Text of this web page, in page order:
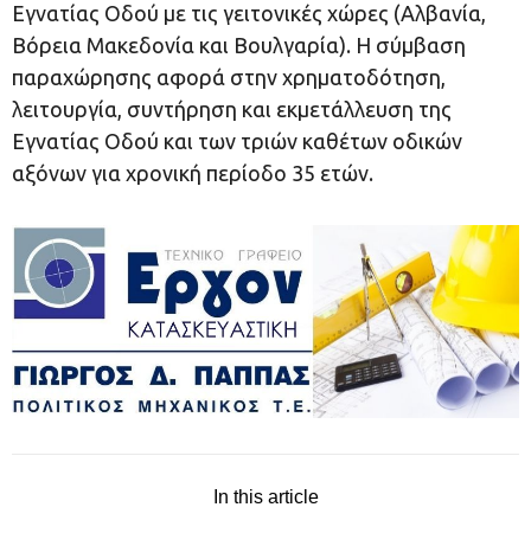
Εγνατίας Οδού με τις γειτονικές χώρες (Αλβανία,
Βόρεια Μακεδονία και Βουλγαρία). Η σύμβαση
παραχώρησης αφορά στην χρηματοδότηση,
λειτουργία, συντήρηση και εκμετάλλευση της
Εγνατίας Οδού και των τριών καθέτων οδικών
αξόνων για χρονική περίοδο 35 ετών.
In this article